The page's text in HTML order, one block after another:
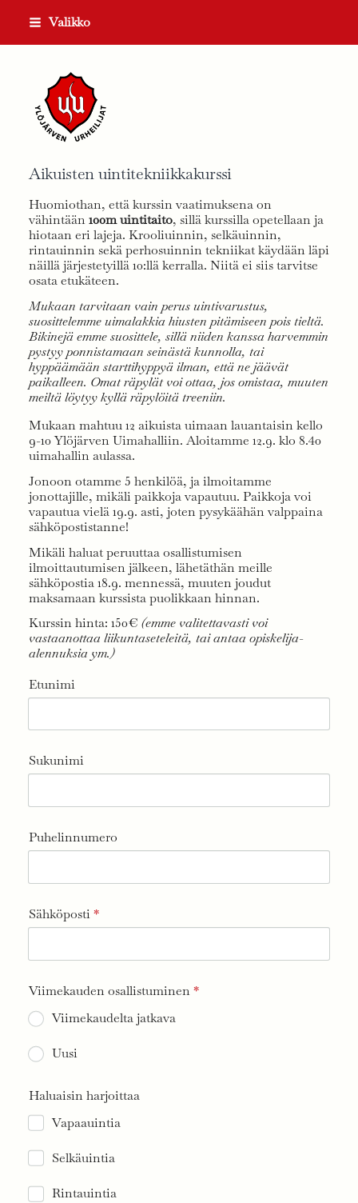
Siirry
sivun
sisältöön
Valikko
Ylöjärven Urheilijat ry
Aikuisten uintitekniikkakurssi
Huomiothan, että kurssin vaatimuksena on
vähintään100m uintitaito, sillä kurssilla opetellaan ja
hiotaan eri lajeja. Krooliuinnin, selkäuinnin,
rintauinnin sekä perhosuinnin tekniikat käydään läpi
näillä järjestetyillä 10:llä kerralla. Niitä ei siis tarvitse
osata etukäteen.
Mukaan tarvitaan vain perus uintivarustus,
suosittelemme uimalakkia hiusten pitämiseen pois tieltä.
Bikinejä emme suosittele, sillä niiden kanssa harvemmin
pystyy ponnistamaan seinästä kunnolla, tai
hyppäämään starttihyppyä ilman, että ne jäävät
paikalleen. Omat räpylät voi ottaa, jos omistaa, muuten
meiltä löytyy kyllä räpylöitä treeniin.
Mukaan mahtuu 12 aikuista uimaan lauantaisin kello
9-10 Ylöjärven Uimahalliin. Aloitamme 12.9. klo 8.40
uimahallin aulassa.
Jonoon otamme 5 henkilöä, ja ilmoitamme
jonottajille, mikäli paikkoja vapautuu. Paikkoja voi
vapautua vielä 19.9. asti, joten pysykäähän valppaina
sähköpostistanne!
Mikäli haluat peruuttaa osallistumisen
ilmoittautumisen jälkeen, lähetäthän meille
sähköpostia 18.9. mennessä, muuten joudut
maksamaan kurssista puolikkaan hinnan.
Kurssin hinta: 150€ (emme valitettavasti voi
vastaanottaa liikuntaseteleitä, tai antaa opiskelija-
alennuksia ym.)
Etunimi
Sukunimi
Puhelinnumero
Sähköposti*
Viimekauden osallistuminen*
Viimekaudelta jatkava
Uusi
Haluaisin harjoittaa
Vapaauintia
Selkäuintia
Rintauintia